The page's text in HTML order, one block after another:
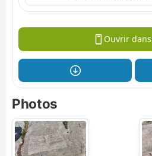
Ouvrir
Photos